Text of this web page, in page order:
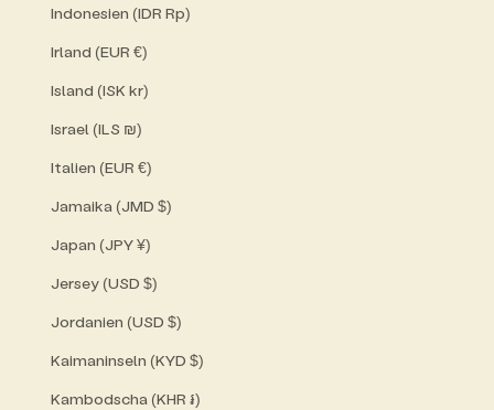
Indonesien (IDR Rp)
Irland (EUR €)
Island (ISK kr)
Israel (ILS ₪)
Italien (EUR €)
Jamaika (JMD $)
Japan (JPY ¥)
Jersey (USD $)
Jordanien (USD $)
Kaimaninseln (KYD $)
Kambodscha (KHR ៛)